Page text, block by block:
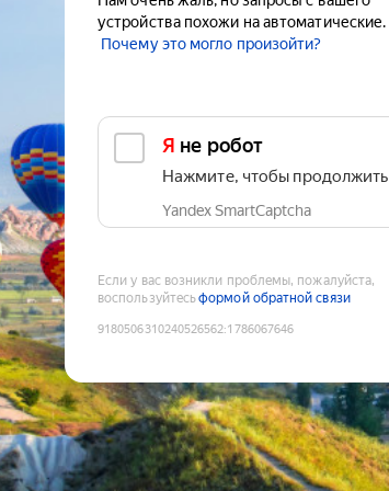
устройства похожи на автоматические.
Почему это могло произойти?
Я не робот
Нажмите, чтобы продолжить
Yandex SmartCaptcha
Если у вас возникли проблемы, пожалуйста,
воспользуйтесьформой обратной связи
9180506310240526562:1786067646